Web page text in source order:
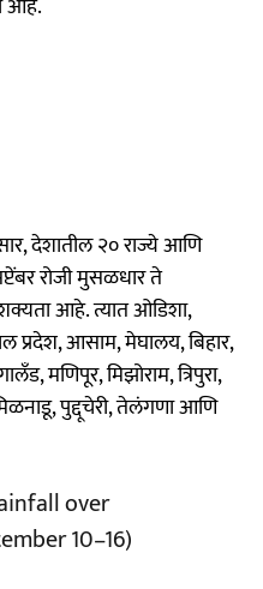
देशातील २० राज्ये आणि
रोजी मुसळधार ते
आहे. त्यात ओडिशा,
आसाम, मेघालय, बिहार,
मणिपूर, मिझोराम, त्रिपुरा,
पुद्दूचेरी, तेलंगणा आणि
over
10–16)